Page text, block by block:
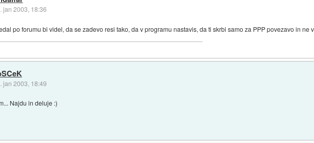
jan 2003, 18:36
po forumu bi videl, da se zadevo resi tako, da v programu nastavis, da ti skrbi samo za PPP povezavo in ne
jan 2003, 18:49
Najdu in deluje :)